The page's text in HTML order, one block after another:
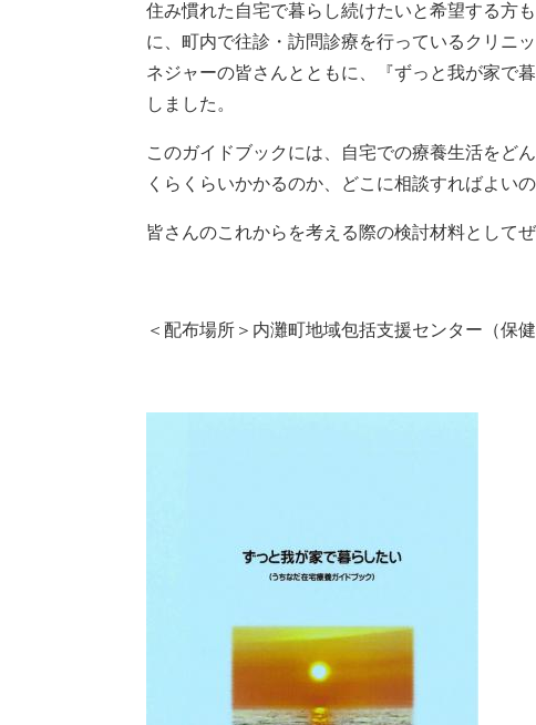
住み慣れた自宅で暮らし続けたいと希望する方
に、町内で往診・訪問診療を行っているクリニ
ネジャーの皆さんとともに、『ずっと我が家で
しました。
このガイドブックには、自宅での療養生活をど
くらくらいかかるのか、どこに相談すればよい
皆さんのこれからを考える際の検討材料として
＜配布場所＞内灘町地域包括支援センター（保健